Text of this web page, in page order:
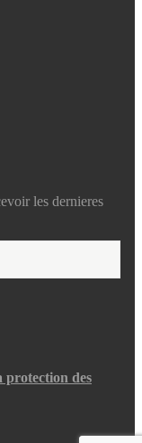
les dernieres
protection des